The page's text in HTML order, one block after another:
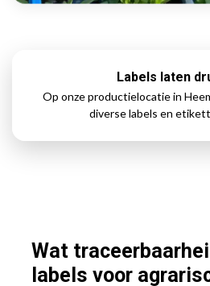
Labels laten
Op onze productielocatie in
diverse labels en
Wat
labels voor